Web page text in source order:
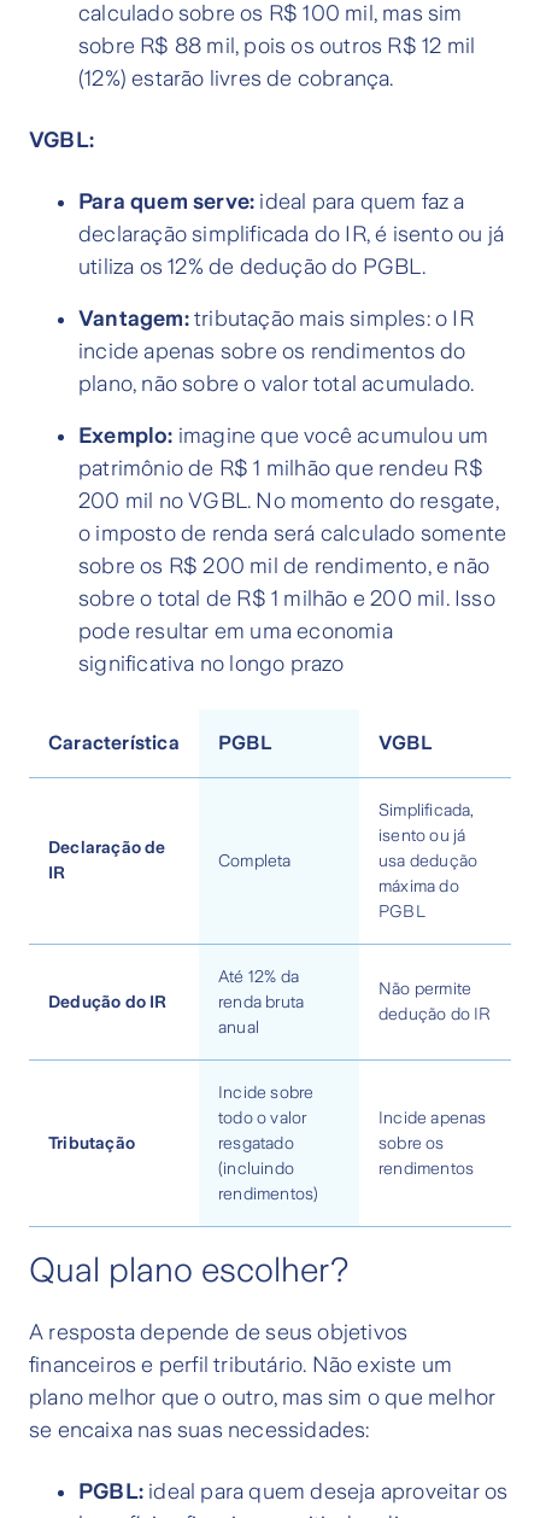
calculado sobre os R$ 100 mil, mas sim
sobre R$ 88 mil, pois os outros R$ 12 mil
(12%) estarão livres de cobrança.
VGBL:
Para quem serve: ideal para quem faz a
declaração simplificada do IR, é isento ou já
utiliza os 12% de dedução do PGBL.
Vantagem:tributação mais simples: o IR
incide apenas sobre os rendimentos do
plano, não sobre o valor total acumulado.
Exemplo: imagine que você acumulou um
patrimônio de R$ 1 milhão que rendeu R$
200 mil no VGBL. No momento do resgate,
o imposto de renda será calculado somente
sobre os R$ 200 mil de rendimento, e não
sobre o total de R$ 1 milhão e 200 mil. Isso
pode resultar em uma economia
significativa no longo prazo
Característica PGBL VGBL
Declaração de
IR
Completa
Simplificada,
isento ou já
usa dedução
máxima do
PGBL
Dedução do IR
Até 12% da
renda bruta
anual
Não permite
dedução do IR
Tributação
Incide sobre
todo o valor
resgatado
(incluindo
rendimentos)
Incide apenas
sobre os
rendimentos
Qual plano escolher?
A resposta depende de seus objetivos
financeiros e perfil tributário. Não existe um
plano melhor que o outro, mas sim o que melhor
se encaixa nas suas necessidades:
PGBL: ideal para quem deseja aproveitar os